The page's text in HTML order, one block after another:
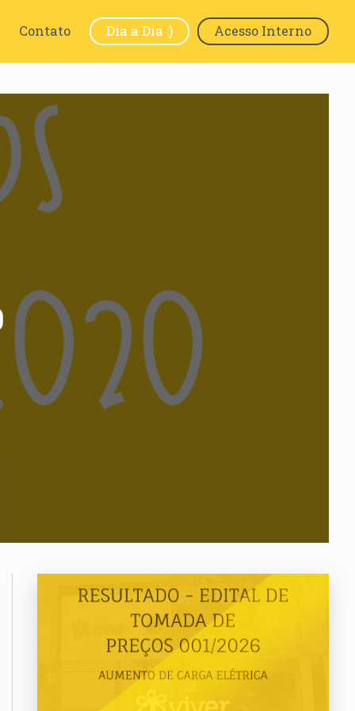
Contato Dia a Dia :) Acesso Interno